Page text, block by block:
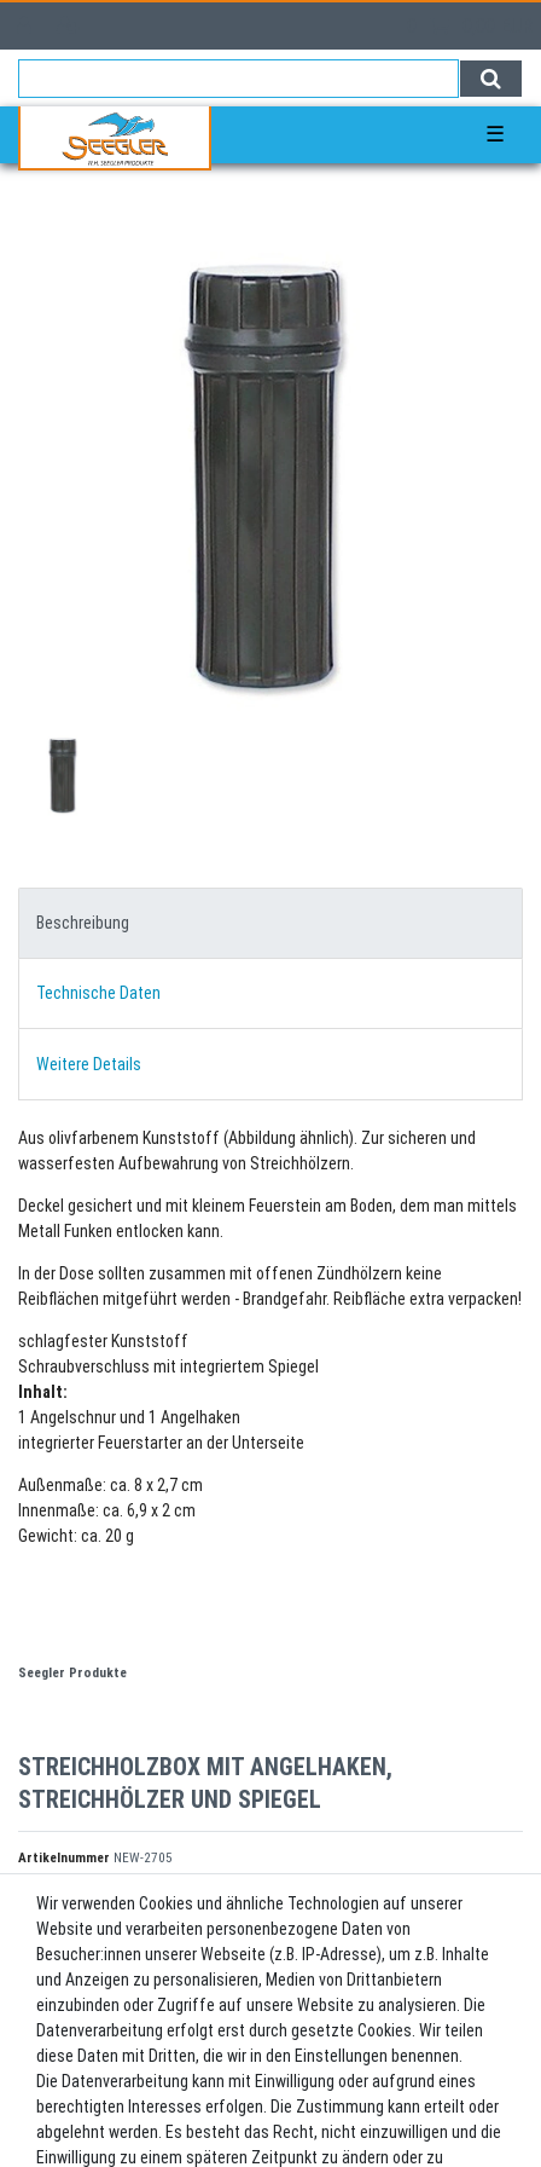
☰
Beschreibung
Technische Daten
Weitere Details
Aus olivfarbenem Kunststoff (Abbildung ähnlich). Zur sicheren und
wasserfesten Aufbewahrung von Streichhölzern.
Deckel gesichert und mit kleinem Feuerstein am Boden, dem man mittels
Metall Funken entlocken kann.
In der Dose sollten zusammen mit offenen Zündhölzern keine
Reibflächen mitgeführt werden - Brandgefahr. Reibfläche extra verpacken!
schlagfester Kunststoff
Schraubverschluss mit integriertem Spiegel
Inhalt:
1 Angelschnur und 1 Angelhaken
integrierter Feuerstarter an der Unterseite
Außenmaße: ca. 8 x 2,7 cm
Innenmaße: ca. 6,9 x 2 cm
Gewicht: ca. 20 g
Seegler Produkte
STREICHHOLZBOX MIT ANGELHAKEN,
STREICHHÖLZER UND SPIEGEL
Artikelnummer NEW-2705
2,90 EUR*
Lieferzeit ca. 2-3 Werktage.
In den Warenkorb
Wir verwenden Cookies und ähnliche Technologien auf unserer
Website und verarbeiten personenbezogene Daten von
Besucher:innen unserer Webseite (z.B. IP-Adresse), um z.B. Inhalte
und Anzeigen zu personalisieren, Medien von Drittanbietern
einzubinden oder Zugriffe auf unsere Website zu analysieren. Die
Datenverarbeitung erfolgt erst durch gesetzte Cookies. Wir teilen
diese Daten mit Dritten, die wir in den Einstellungen benennen.
Die Datenverarbeitung kann mit Einwilligung oder aufgrund eines
berechtigten Interesses erfolgen. Die Zustimmung kann erteilt oder
abgelehnt werden. Es besteht das Recht, nicht einzuwilligen und die
Einwilligung zu einem späteren Zeitpunkt zu ändern oder zu